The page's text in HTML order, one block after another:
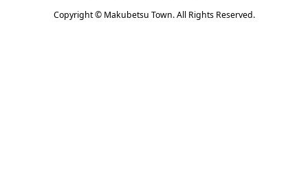
Copyright © Makubetsu Town. All Rights Reserved.